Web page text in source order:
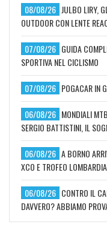
08/08/26 JULBO LIRY,
OUTDOOR CON LENTE
07/08/26 GUIDA
SPORTIVA NEL CICLISMO
07/08/26 POGACAR IN
06/08/26 MONDIALI
SERGIO BATTISTINI, IL
06/08/26 A BORNO
XCO E TROFEO
06/08/26 CONTRO IL
DAVVERO? ABBIAMO